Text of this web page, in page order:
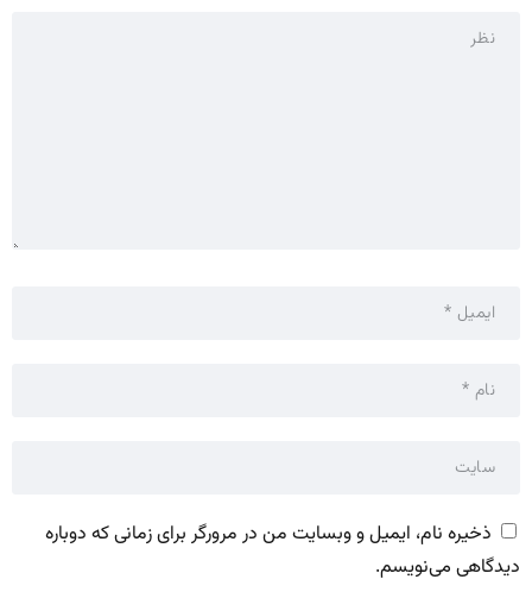
ذخیره نام، ایمیل و وبسایت من در مرورگر برای زمانی که دوباره
دیدگاهی می‌نویسم.